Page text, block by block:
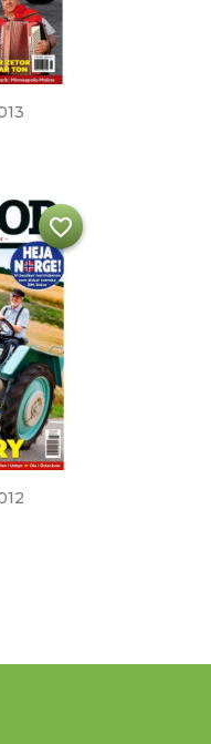
favorite_border